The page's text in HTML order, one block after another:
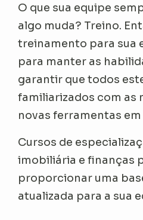
O que sua equipe
algo muda? Treino.
treinamento para sua
para manter as
garantir que todos
familiarizados com as
novas ferramentas em
Cursos de
imobiliária e finanças
proporcionar uma
atualizada para a sua